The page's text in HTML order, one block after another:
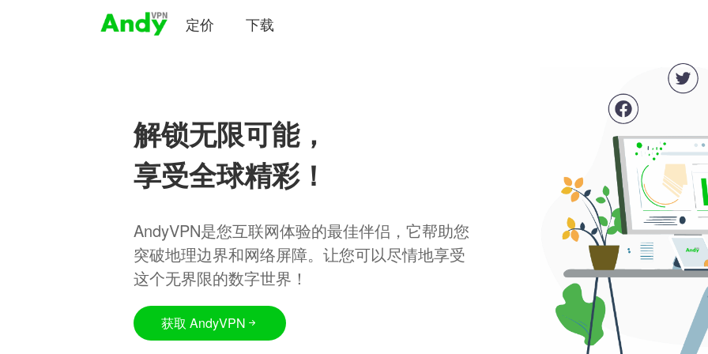
定价 下载
解锁无限可能，
享受全球精彩！
AndyVPN是您互联网体验的最佳伴侣，它帮助您
突破地理边界和网络屏障。让您可以尽情地享受
这个无界限的数字世界！
获取 AndyVPN